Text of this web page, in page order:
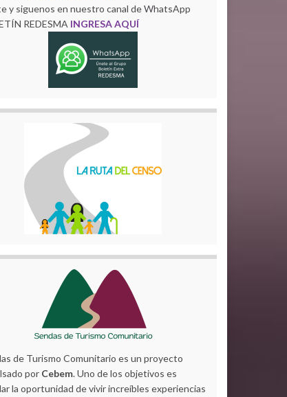
y siguenos en nuestro canal de WhatsApp
REDESMA INGRESA AQUÍ
de Turismo Comunitario es un proyecto
por Cebem. Uno de los objetivos es
la oportunidad de vivir increíbles experiencias